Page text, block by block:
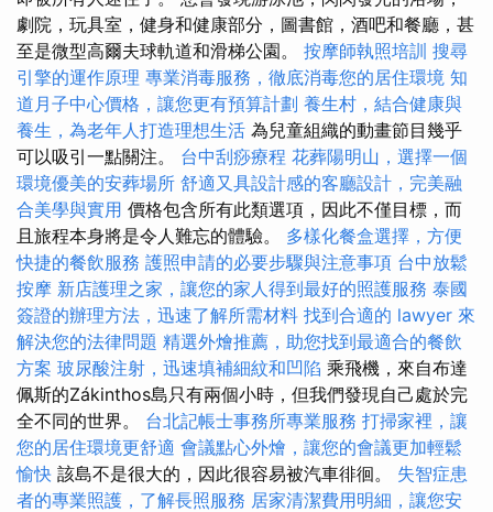
劇院，玩具室，健身和健康部分，圖書館，酒吧和餐廳，甚
至是微型高爾夫球軌道和滑梯公園。 按摩師執照培訓 搜尋
引擎的運作原理 專業消毒服務，徹底消毒您的居住環境 知
道月子中心價格，讓您更有預算計劃 養生村，結合健康與
養生，為老年人打造理想生活 為兒童組織的動畫節目幾乎
可以吸引一點關注。 台中刮痧療程 花葬陽明山，選擇一個
環境優美的安葬場所 舒適又具設計感的客廳設計，完美融
合美學與實用 價格包含所有此類選項，因此不僅目標，而
且旅程本身將是令人難忘的體驗。 多樣化餐盒選擇，方便
快捷的餐飲服務 護照申請的必要步驟與注意事項 台中放鬆
按摩 新店護理之家，讓您的家人得到最好的照護服務 泰國
簽證的辦理方法，迅速了解所需材料 找到合適的 lawyer 來
解決您的法律問題 精選外燴推薦，助您找到最適合的餐飲
方案 玻尿酸注射，迅速填補細紋和凹陷 乘飛機，來自布達
佩斯的Zákinthos島只有兩個小時，但我們發現自己處於完
全不同的世界。 台北記帳士事務所專業服務 打掃家裡，讓
您的居住環境更舒適 會議點心外燴，讓您的會議更加輕鬆
愉快 該島不是很大的，因此很容易被汽車徘徊。 失智症患
者的專業照護，了解長照服務 居家清潔費用明細，讓您安